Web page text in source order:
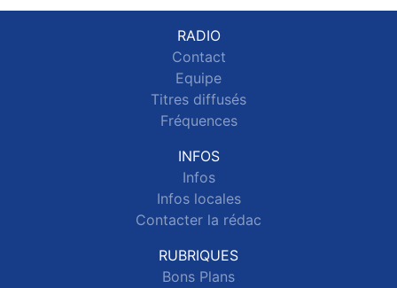
RADIO
Contact
Equipe
Titres diffusés
Fréquences
INFOS
Infos
Infos locales
Contacter la rédac
RUBRIQUES
Bons Plans